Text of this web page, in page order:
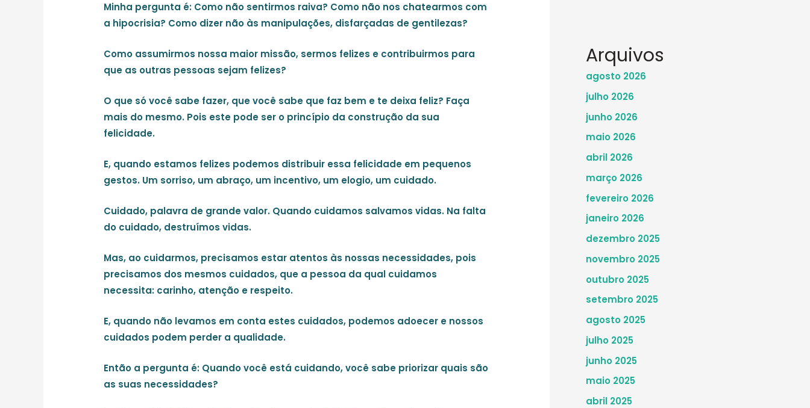
Minha pergunta é: Como não sentirmos raiva? Como não nos chatearmos com
a hipocrisia? Como dizer não às manipulações, disfarçadas de gentilezas?
Como assumirmos nossa maior missão, sermos felizes e contribuirmos para
que as outras pessoas sejam felizes?
O que só você sabe fazer, que você sabe que faz bem e te deixa feliz? Faça
mais do mesmo. Pois este pode ser o princípio da construção da sua
felicidade.
E, quando estamos felizes podemos distribuir essa felicidade em pequenos
gestos. Um sorriso, um abraço, um incentivo, um elogio, um cuidado.
Cuidado, palavra de grande valor. Quando cuidamos salvamos vidas. Na falta
do cuidado, destruímos vidas.
Mas, ao cuidarmos, precisamos estar atentos às nossas necessidades, pois
precisamos dos mesmos cuidados, que a pessoa da qual cuidamos
necessita: carinho, atenção e respeito.
E, quando não levamos em conta estes cuidados, podemos adoecer e nossos
cuidados podem perder a qualidade.
Então a pergunta é: Quando você está cuidando, você sabe priorizar quais são
as suas necessidades?
Arquivos
agosto 2026
julho 2026
junho 2026
maio 2026
abril 2026
março 2026
fevereiro 2026
janeiro 2026
dezembro 2025
novembro 2025
outubro 2025
setembro 2025
agosto 2025
julho 2025
junho 2025
maio 2025
abril 2025